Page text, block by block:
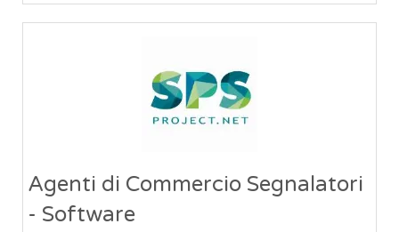
Agenti di Commercio Segnalatori
- Software